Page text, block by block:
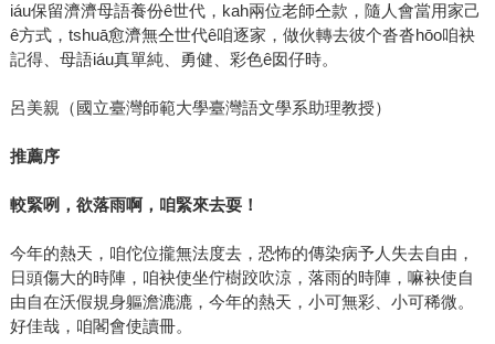
iáu保留濟濟母語養份ê世代，kah兩位老師仝款，隨人會當用家己
ê方式，tshuā愈濟無仝世代ê咱逐家，做伙轉去彼个沓沓hōo咱袂
記得、母語iáu真單純、勇健、彩色ê囡仔時。
呂美親（國立臺灣師範大學臺灣語文學系助理教授）
推薦序
較緊咧，欲落雨啊，咱緊來去耍！
今年的熱天，咱佗位攏無法度去，恐怖的傳染病予人失去自由，
日頭傷大的時陣，咱袂使坐佇樹跤吹涼，落雨的時陣，嘛袂使自
由自在沃假規身軀澹漉漉，今年的熱天，小可無彩、小可稀微。
好佳哉，咱閣會使讀冊。